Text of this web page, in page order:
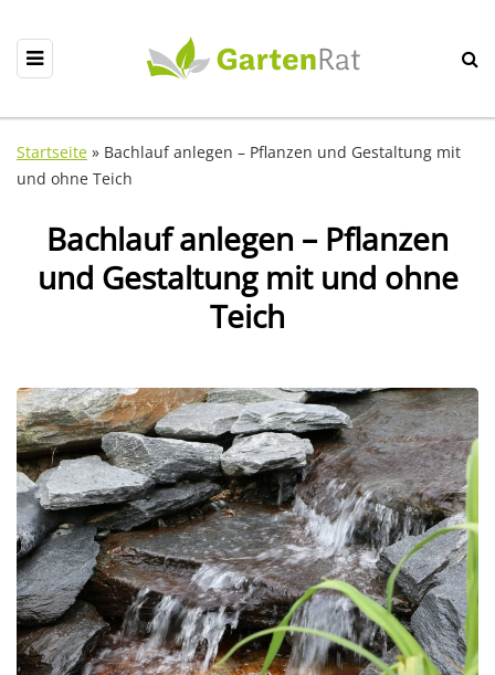
Startseite » Bachlauf anlegen – Pflanzen und Gestaltung mit
und ohne Teich
Bachlauf anlegen – Pflanzen
und Gestaltung mit und ohne
Teich